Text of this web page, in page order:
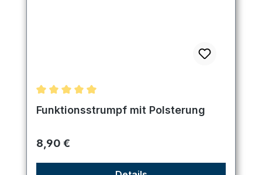
Durchschnittliche Bewertung von 5 von 5 Sternen
Funktionsstrumpf mit Polsterung
Regulärer Preis:
8,90 €